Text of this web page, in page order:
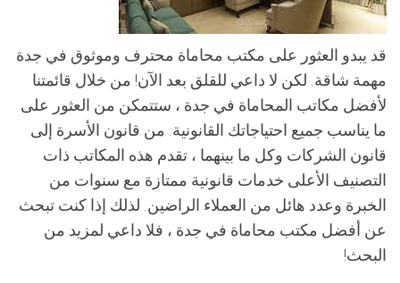
قد يبدو العثور على مكتب محاماة محترف وموثوق في جدة
مهمة شاقة. لكن لا داعي للقلق بعد الآن! من خلال قائمتنا
لأفضل مكاتب المحاماة في جدة ، ستتمكن من العثور على
ما يناسب جميع احتياجاتك القانونية. من قانون الأسرة إلى
قانون الشركات وكل ما بينهما ، تقدم هذه المكاتب ذات
التصنيف الأعلى خدمات قانونية ممتازة مع سنوات من
الخبرة وعدد هائل من العملاء الراضين. لذلك إذا كنت تبحث
عن أفضل مكتب محاماة في جدة ، فلا داعي لمزيد من
البحث!